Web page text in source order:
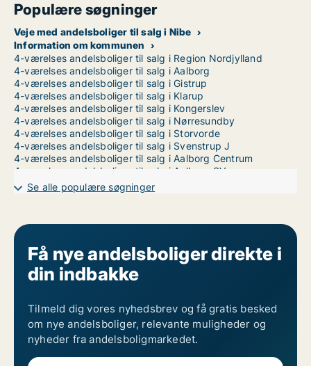
Populære søgninger
Veje med andelsboliger til salg i Nibe
Information om kommunen
4-værelses andelsboliger til salg i Region Nordjylland
4-værelses andelsboliger til salg i Aalborg
4-værelses andelsboliger til salg i Gistrup
4-værelses andelsboliger til salg i Klarup
4-værelses andelsboliger til salg i Kongerslev
4-værelses andelsboliger til salg i Nørresundby
4-værelses andelsboliger til salg i Storvorde
4-værelses andelsboliger til salg i Svenstrup J
4-værelses andelsboliger til salg i Aalborg Centrum
4-værelses andelsboliger til salg i Aalborg SV
4-værelses andelsboliger til salg i Aalborg SØ
4-værelses andelsboliger til salg i Aalborg Øst
Se alle populære søgninger
Få nye andelsboliger direkte i
din indbakke
Tilmeld dig vores nyhedsbrev og få gratis besked
om nye andelsboliger, relevante muligheder og
nyheder fra andelsboligmarkedet.